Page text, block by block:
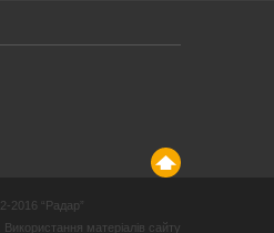
2016 “Радар”
матеріалів сайту